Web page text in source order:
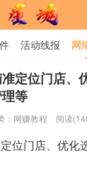
星魂网
活动线报 网
定位门店、
等
： 网赚教程 阅读
位门店、优化